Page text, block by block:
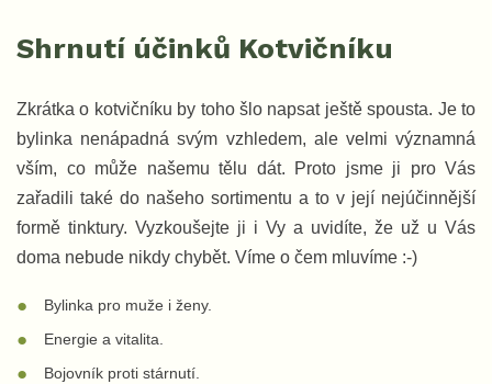
Shrnutí účinků Kotvičníku
Zkrátka o kotvičníku by toho šlo napsat ještě spousta. Je to
bylinka nenápadná svým vzhledem, ale velmi významná
vším, co může našemu tělu dát. Proto jsme ji pro Vás
zařadili také do našeho sortimentu a to v její nejúčinnější
formě tinktury. Vyzkoušejte ji i Vy a uvidíte, že už u Vás
doma nebude nikdy chybět. Víme o čem mluvíme :-)
Bylinka pro muže i ženy.
Energie a vitalita.
Bojovník proti stárnutí.